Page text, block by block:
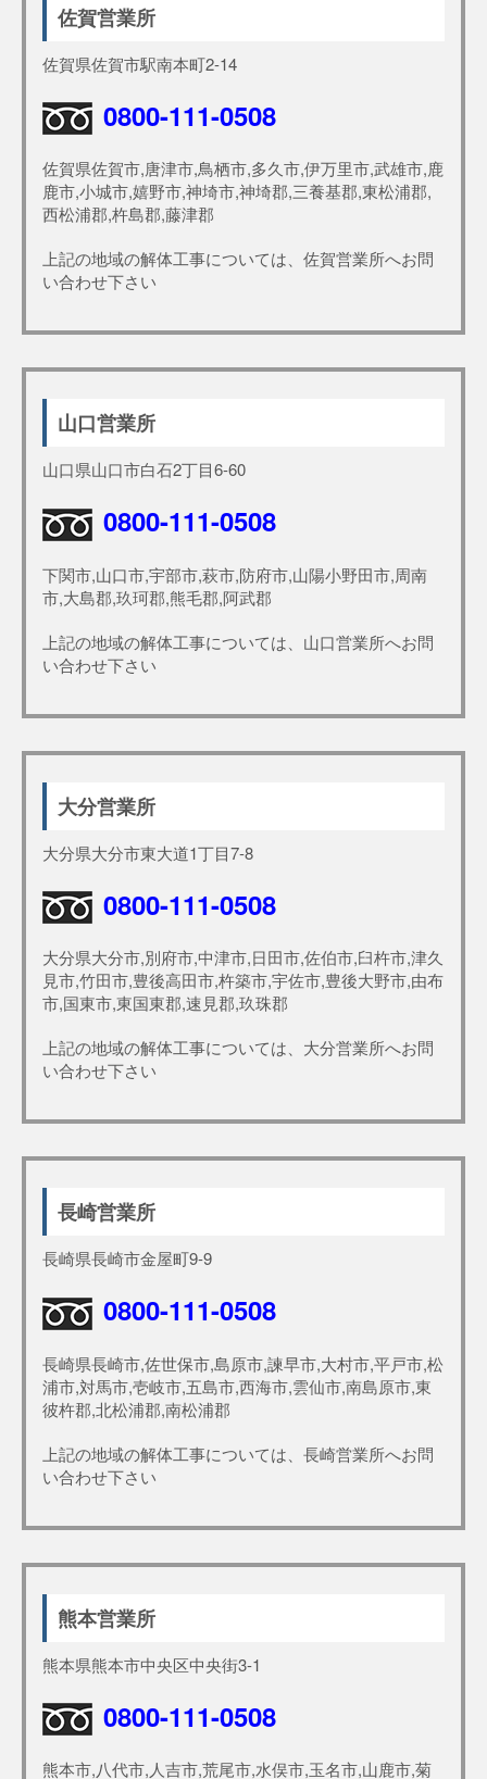
佐賀営業所
佐賀県佐賀市駅南本町2-14
0800-111-0508
佐賀県佐賀市,唐津市,鳥栖市,多久市,伊万里市,武雄市,鹿
鹿市,小城市,嬉野市,神埼市,神埼郡,三養基郡,東松浦郡,
西松浦郡,杵島郡,藤津郡
上記の地域の解体工事については、佐賀営業所へお問
い合わせ下さい
山口営業所
山口県山口市白石2丁目6-60
0800-111-0508
下関市,山口市,宇部市,萩市,防府市,山陽小野田市,周南
市,大島郡,玖珂郡,熊毛郡,阿武郡
上記の地域の解体工事については、山口営業所へお問
い合わせ下さい
大分営業所
大分県大分市東大道1丁目7-8
0800-111-0508
大分県大分市,別府市,中津市,日田市,佐伯市,臼杵市,津久
見市,竹田市,豊後高田市,杵築市,宇佐市,豊後大野市,由布
市,国東市,東国東郡,速見郡,玖珠郡
上記の地域の解体工事については、大分営業所へお問
い合わせ下さい
長崎営業所
長崎県長崎市金屋町9-9
0800-111-0508
長崎県長崎市,佐世保市,島原市,諫早市,大村市,平戸市,松
浦市,対馬市,壱岐市,五島市,西海市,雲仙市,南島原市,東
彼杵郡,北松浦郡,南松浦郡
上記の地域の解体工事については、長崎営業所へお問
い合わせ下さい
熊本営業所
熊本県熊本市中央区中央街3-1
0800-111-0508
熊本市,八代市,人吉市,荒尾市,水俣市,玉名市,山鹿市,菊